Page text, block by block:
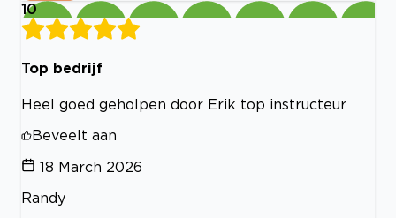
10
Top bedrijf
Heel goed geholpen door Erik top instructeur
Beveelt aan
18 March 2026
Randy